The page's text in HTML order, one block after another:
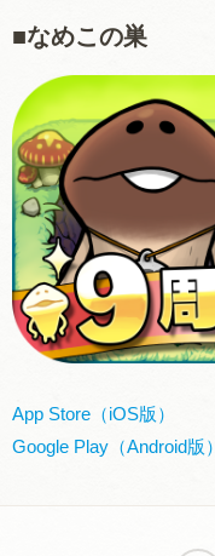
■なめこの巣
App Store（iOS版）
Google Play（Android版）